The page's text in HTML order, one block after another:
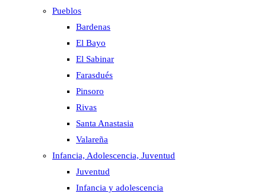
Pueblos
Bardenas
El Bayo
El Sabinar
Farasdués
Pinsoro
Rivas
Santa Anastasia
Valareña
Infancia, Adolescencia, Juventud
Juventud
Infancia y adolescencia